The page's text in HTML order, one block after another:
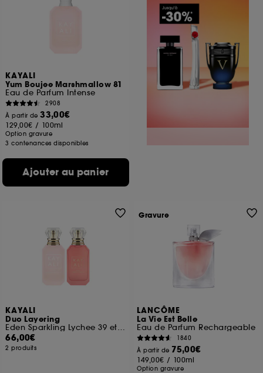
KAYALI
Yum Boujee Marshmallow 81
Eau de Parfum Intense
2908
À partir de33,00€
129,00€ / 100ml
Option gravure
3 contenances disponibles
Ajouter au panier
KAYALI
Duo Layering
Eden Sparkling Lychee 39 et Yum Boujee Marshmallow 81
66,00€
2 produits
LANCÔME
La Vie Est Belle
Eau de Parfum Rechargeable
1840
À partir de 75,00€
149,00€ / 100ml
Option gravure
Gravure